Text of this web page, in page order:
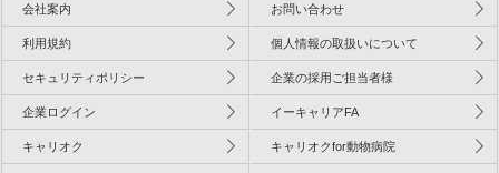
会社案内 お問い合わせ
利用規約 個人情報の取扱いについて
セキュリティポリシー 企業の採用ご担当者様
企業ログイン イーキャリアFA
キャリオク キャリオクfor動物病院